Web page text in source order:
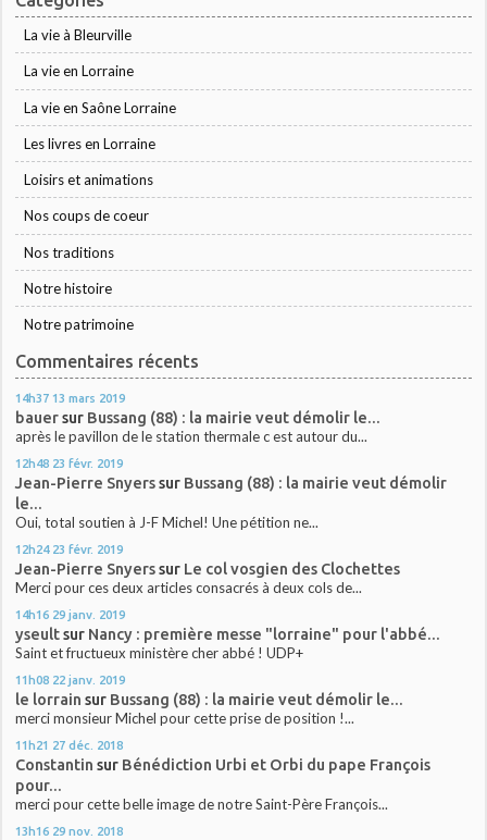
La vie à Bleurville
La vie en Lorraine
La vie en Saône Lorraine
Les livres en Lorraine
Loisirs et animations
Nos coups de coeur
Nos traditions
Notre histoire
Notre patrimoine
Commentaires récents
14h37 13 mars 2019
bauersur Bussang (88) : la mairie veut démolir le...
après le pavillon de le station thermale c est autour du...
12h48 23 févr. 2019
Jean-Pierre Snyerssur Bussang (88) : la mairie veut démolir
le...
Oui, total soutien à J-F Michel! Une pétition ne...
12h24 23 févr. 2019
Jean-Pierre Snyerssur Le col vosgien des Clochettes
Merci pour ces deux articles consacrés à deux cols de...
14h16 29 janv. 2019
yseultsur Nancy : première messe "lorraine" pour l'abbé...
Saint et fructueux ministère cher abbé ! UDP+
11h08 22 janv. 2019
le lorrain sur Bussang (88) : la mairie veut démolir le...
merci monsieur Michel pour cette prise de position !...
11h21 27 déc. 2018
Constantin sur Bénédiction Urbi et Orbi du pape François
pour...
merci pour cette belle image de notre Saint-Père François...
13h16 29 nov. 2018